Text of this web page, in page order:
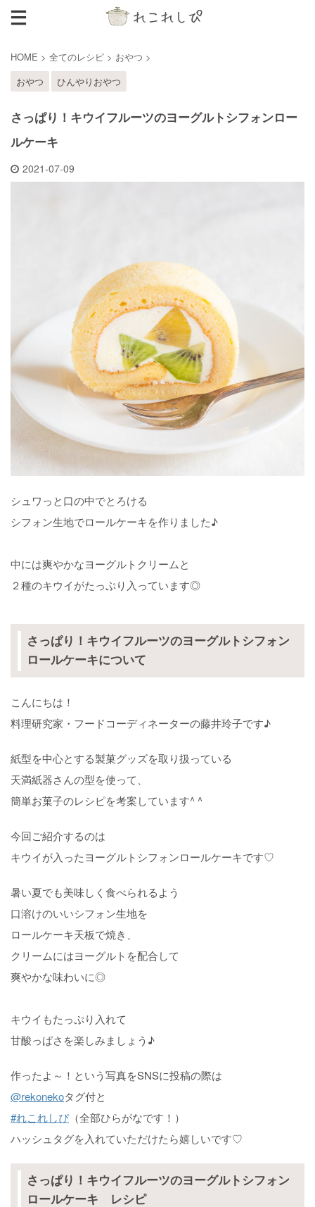
HOME > 全てのレシピ > おやつ >
おやつ
ひんやりおやつ
さっぱり！キウイフルーツのヨーグルトシフォンロー
ルケーキ
2021-07-09
シュワっと口の中でとろける
シフォン生地でロールケーキを作りました♪
中には爽やかなヨーグルトクリームと
２種のキウイがたっぷり入っています◎
さっぱり！キウイフルーツのヨーグルトシフォン
ロールケーキについて
こんにちは！
料理研究家・フードコーディネーターの藤井玲子です♪
紙型を中心とする製菓グッズを取り扱っている
天満紙器さんの型を使って、
簡単お菓子のレシピを考案しています^ ^
今回ご紹介するのは
キウイが入ったヨーグルトシフォンロールケーキです♡
暑い夏でも美味しく食べられるよう
口溶けのいいシフォン生地を
ロールケーキ天板で焼き、
クリームにはヨーグルトを配合して
爽やかな味わいに◎
キウイもたっぷり入れて
甘酸っぱさを楽しみましょう♪
作ったよ～！という写真をSNSに投稿の際は
@rekonekoタグ付と
#れこれしぴ（全部ひらがなです！）
ハッシュタグを入れていただけたら嬉しいです♡
さっぱり！キウイフルーツのヨーグルトシフォン
ロールケーキ レシピ